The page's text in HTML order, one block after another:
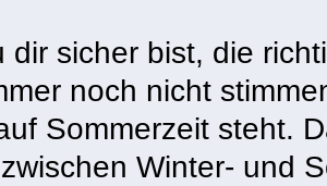
dir sicher bist, die
noch nicht
Sommerzeit steht.
Winter- und